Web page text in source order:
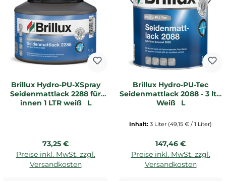
Brillux Hydro-PU-XSpray
Seidenmattlack 2288 für
innen 1 LTR weiß _L
Regulärer Preis:
73,25 €
Preise inkl. MwSt. zzgl.
Versandkosten
Brillux Hydro-PU-Tec
Seidenmattlack 2088 - 3 ltr.
Weiß _L
Inhalt: 3 Liter (49,15 € / 1 Liter)
Regulärer Preis:
147,46 €
Preise inkl. MwSt. zzgl.
Versandkosten